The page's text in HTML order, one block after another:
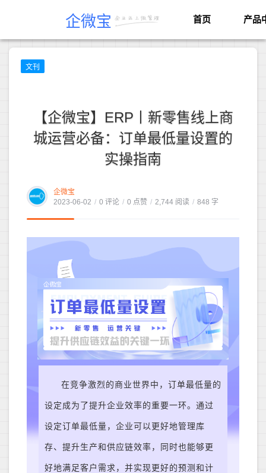
企微宝 首页 产品
文刊
【企微宝】ERP丨新零售线上商
城运营必备：订单最低量设置的
实操指南
企微宝
2023-06-02 / 0 评论 / 0 点赞 / 2,744 阅读 / 848 字
在竞争激烈的商业世界中，订单最低量的
设定成为了提升企业效率的重要一环。通过
设定订单最低量，企业可以更好地管理库
存、提升生产和供应链效率，同时也能够更
好地满足客户需求，并实现更好的预测和计